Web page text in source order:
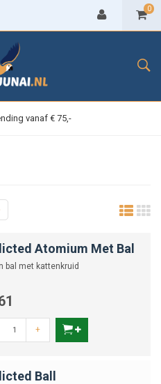
0
vanaf € 75,-
Atomium Met Bal
bal met kattenkruid
+
Ball